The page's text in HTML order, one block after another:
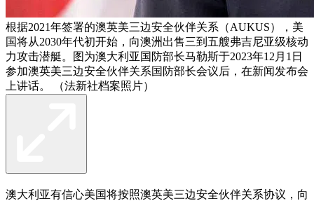
根据2021年签署的澳英美三边安全伙伴关系（AUKUS），美
国将从2030年代初开始，向澳洲出售三到五艘弗吉尼亚级核动
力攻击潜艇。图为澳大利亚国防部长马勒斯于2023年12月1日
参加澳英美三边安全伙伴关系国防部长会议后，在新闻发布会
上讲话。 （法新社档案照片）
澳大利亚有信心美国将按照澳英美三边安全伙伴关系协议，向